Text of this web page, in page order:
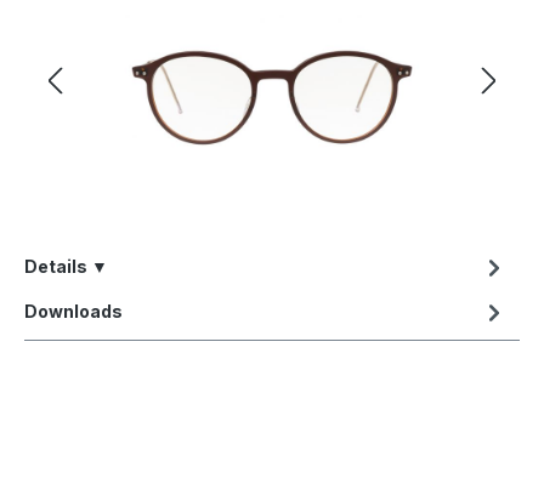
Details ▼
Downloads